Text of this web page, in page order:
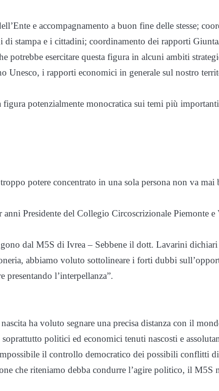
e accompagnamento a buon fine delle stesse;
di stampa e i cittadini; coordinamento dei rapporti
potrebbe esercitare questa figura in alcuni ambiti
Unesco, i rapporti economici in generale sul nostro
potenzialmente monocratica sui temi più
potere concentrato in una sola persona non va mai
anni Presidente del Collegio Circoscrizionale Piemonte e
dal M5S di Ivrea – Sebbene il dott. Lavarini dichiari
abbiamo voluto sottolineare i forti dubbi
presentando l’interpellanza”.
ha voluto segnare una precisa distanza con il
politici ed economici tenuti nascosti e
il controllo democratico dei possibili conflitti di
che riteniamo debba condurre l’agire politico, il M5S